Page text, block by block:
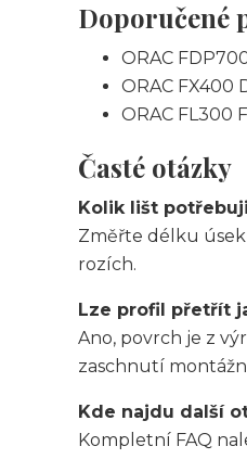
Doporučené
ORAC
ORAC FX400
ORAC FL300
Časté otázky
Kolik lišt
Změřte délku
rozích.
Lze profil přetřít
Ano, povrch je z
zaschnutí
Kde najdu další
Kompletní FAQ